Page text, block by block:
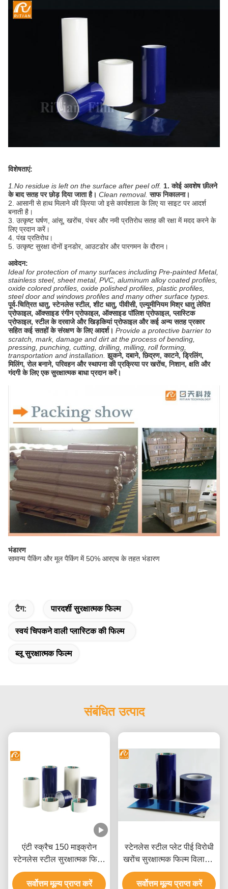
विशेषताएं:
1.No residue is left on the surface after peel off. 1. कोई अवशेष छीलने
के बाद सतह पर छोड़ दिया जाता है। Clean removal. साफ निकालना।
2. आसानी से हाथ मिलाने की क्रिया जो इसे कार्यशाला के लिए या साइट पर आदर्श
बनाती है।
3. उत्कृष्ट घर्षण, आंसू, खरोंच, पंचर और नमी प्रतिरोध सतह की रक्षा में मदद करने के
लिए प्रदान करें।
4. पंख प्रतिरोध।
5. उत्कृष्ट सुरक्षा दोनों इनडोर, आउटडोर और पारगमन के दौरान।
आवेदन:
Ideal for protection of many surfaces including Pre-painted Metal,
stainless steel, sheet metal, PVC, aluminum alloy coated profiles,
oxide colored profiles, oxide polished profiles, plastic profiles,
steel door and windows profiles and many other surface types.
पूर्व-चित्रित धातु, स्टेनलेस स्टील, शीट धातु, पीवीसी, एल्यूमीनियम मिश्र धातु लेपित
प्रोफाइल, ऑक्साइड रंगीन प्रोफाइल, ऑक्साइड पॉलिश प्रोफाइल, प्लास्टिक
प्रोफाइल, स्टील के दरवाजे और खिड़कियां प्रोफाइल और कई अन्य सतह प्रकार
सहित कई सतहों के संरक्षण के लिए आदर्श। Provide a protective barrier to
scratch, mark, damage and dirt at the process of bending,
pressing, punching, cutting, drilling, milling, roll forming,
transportation and installation. झुकने, दबाने, छिद्रण, काटने, ड्रिलिंग,
मिलिंग, रोल बनाने, परिवहन और स्थापना की प्रक्रिया पर खरोंच, निशान, क्षति और
गंदगी के लिए एक सुरक्षात्मक बाधा प्रदान करें।
भंडारण
सामान्य पैकिंग और मूल पैकिंग में 50% आरएच के तहत भंडारण
टैग: पारदर्शी सुरक्षात्मक फिल्म
स्वयं चिपकने वाली प्लास्टिक की फिल्म
ब्लू सुरक्षात्मक फिल्म
संबंधित उत्पाद
एंटी स्क्रैच 150 माइक्रोन
स्टेनलेस स्टील सुरक्षात्मक फिल्म
बिना गोंद कोटिंग के
सर्वोत्तम मूल्य प्राप्त करें
स्टेनलेस स्टील प्लेट पीई विरोधी
खरोंच सुरक्षात्मक फिल्म विलायक
आधारित एक्रिलिक है
सर्वोत्तम मूल्य प्राप्त करें